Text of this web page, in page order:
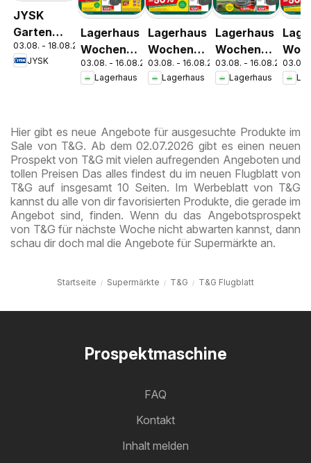
JYSK
Garten
Abverkauf
Spare Bis
03.08. - 18.08.2026
JYSK
Lagerhaus
Wochen
Angebote
03.08. - 16.08.2026
Lagerhaus
Lagerhaus
Wochen
Angebote
03.08. - 16.08.2026
Lagerhaus
Lagerhaus
Wochen
Angebote
03.08. - 16.08.2026
Lagerhaus
03.08.
Hier gibt es neue Angebote für ausgesuchte Produkte im
Sale von T&G. Ab dem 02.07.2026 gibt es einen neuen
Prospekt von T&G mit vielen aufregenden Angeboten und
tollen Preisen Das alles findest du im neuen Flugblatt von
T&G auf insgesamt 10 Seiten. Im Werbeblatt von T&G
kannst du alle von dir favorisierten Produkte, die gerade im
Angebot sind, finden. Wenn du das Angebotsprospekt
von T&G für nächste Woche nicht abwarten kannst, dann
schau dir doch mal die Angebote für Supermärkte an.
Startseite Supermärkte T&G T&G Flugblatt
Prospektmaschine
FAQ
Kontakt
Inhalt melden